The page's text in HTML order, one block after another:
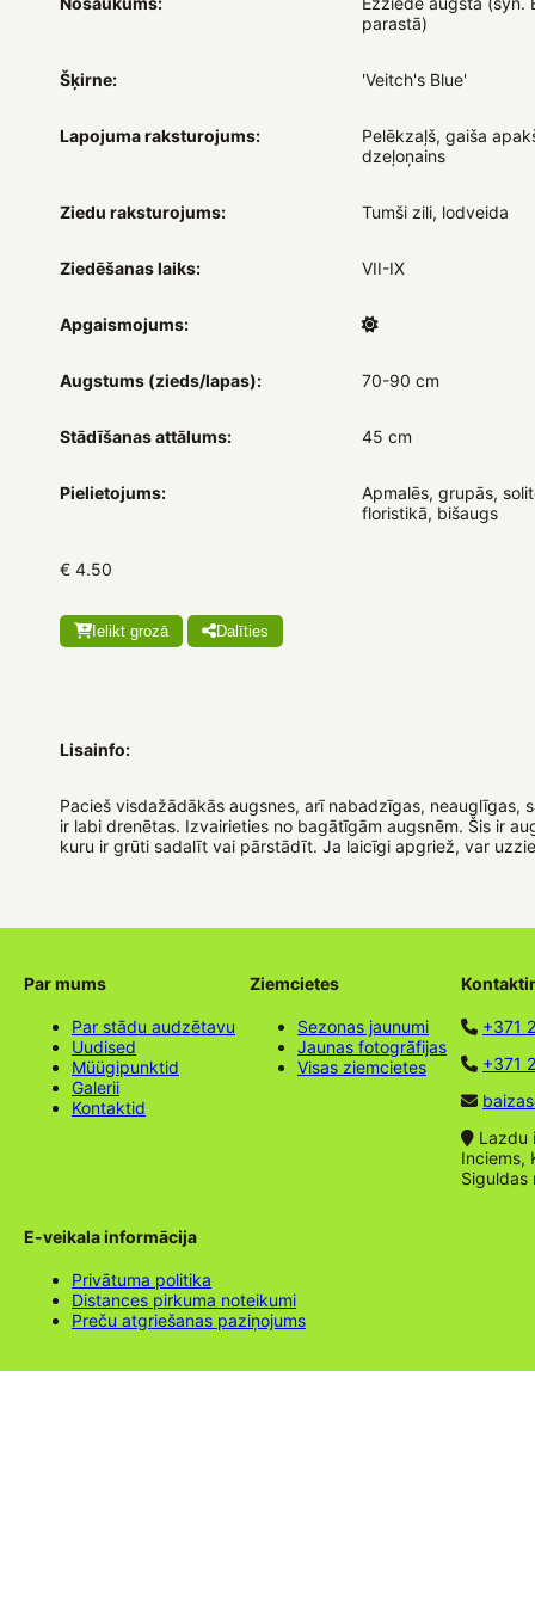
parastā)
Šķirne: 'Veitch's Blue'
Lapojuma raksturojums:
Pelēkzaļš, gaiša
dzeļoņains
Ziedu raksturojums: Tumši zili, lodveida
Ziedēšanas laiks: VII-IX
Apgaismojums:
Augstums (zieds/lapas): 70-90 cm
Stādīšanas attālums: 45 cm
Pielietojums:
Apmalēs, grupās,
floristikā, bišaugs
€ 4.50
Ielikt grozā Dalīties
Lisainfo:
Pacieš visdažādākās augsnes, arī nabadzīgas, neauglīgas,
ir labi drenētas. Izvairieties no bagātīgām augsnēm. Šis ir
kuru ir grūti sadalīt vai pārstādīt. Ja laicīgi apgriež, var
Par mums
Par stādu audzētavu
Uudised
Müügipunktid
Galerii
Kontaktid
Ziemcietes
Sezonas jaunumi
Jaunas fotogrāfijas
Visas ziemcietes
+371
+371
Lazdu
Inciems,
Siguldas
E-veikala informācija
Privātuma politika
Distances pirkuma noteikumi
Preču atgriešanas paziņojums